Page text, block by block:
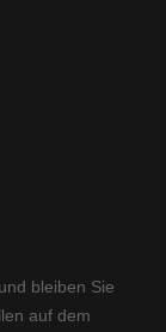
parturient
felis,
bleiben Sie
auf dem